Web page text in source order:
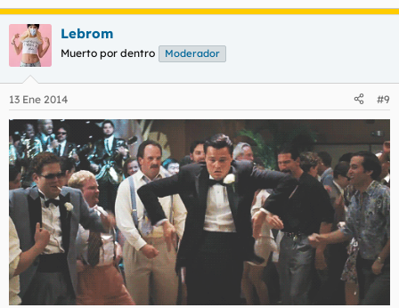
Lebrom
Muerto por dentro Moderador
13 Ene 2014 #9